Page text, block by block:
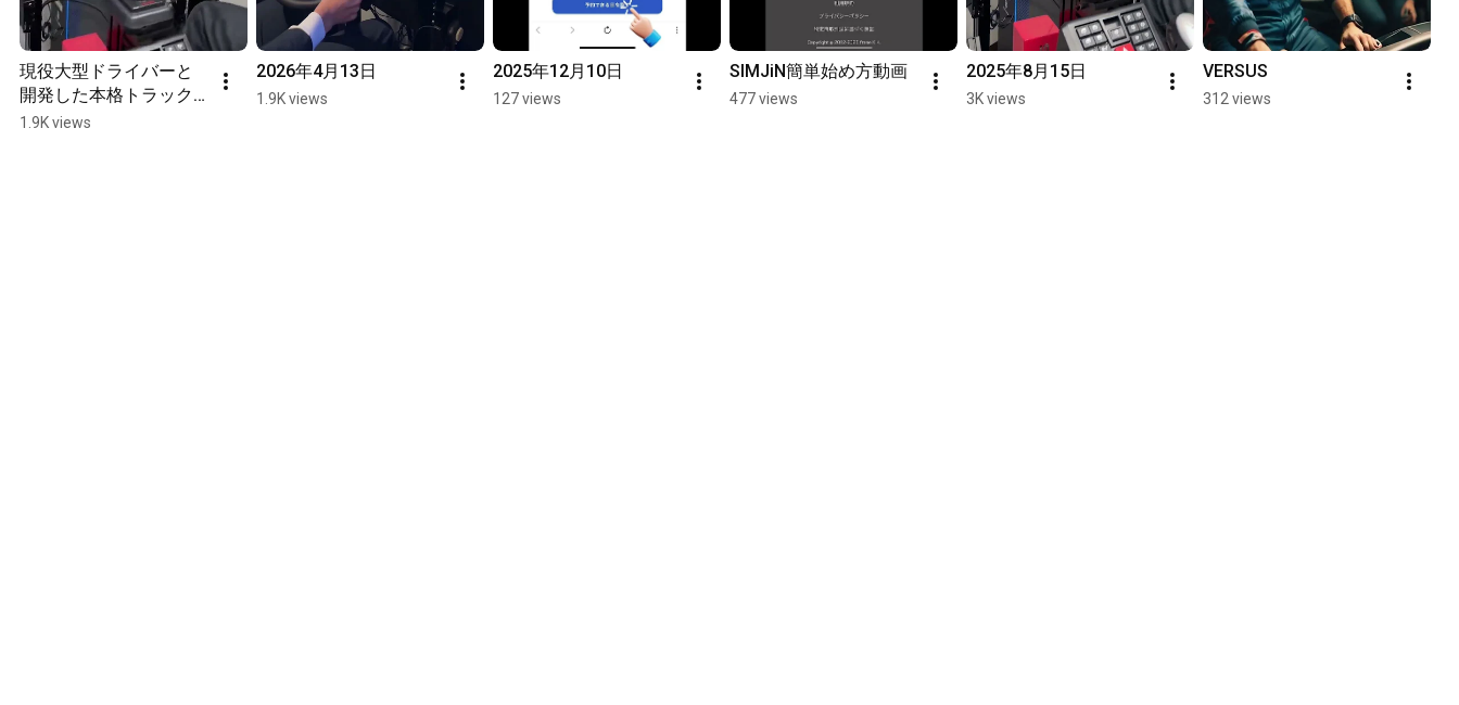
現役大型ドライバーと
開発した本格トラック
シミュレーター
1.9K views
2026年4月13日
1.9K views
2025年12月10日
127 views
SIMJiN簡単始め方動画
477 views
2025年8月15日
3K views
VERSUS
312 views